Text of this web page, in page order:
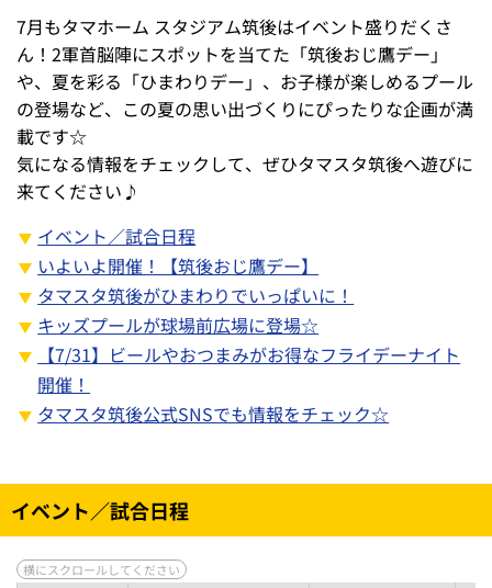
7月もタマホーム スタジアム筑後はイベント盛りだくさ
ん！2軍首脳陣にスポットを当てた「筑後おじ鷹デー」
や、夏を彩る「ひまわりデー」、お子様が楽しめるプール
の登場など、この夏の思い出づくりにぴったりな企画が満
載です☆
気になる情報をチェックして、ぜひタマスタ筑後へ遊びに
来てください♪
イベント／試合日程
いよいよ開催！【筑後おじ鷹デー】
タマスタ筑後がひまわりでいっぱいに！
キッズプールが球場前広場に登場☆
【7/31】ビールやおつまみがお得なフライデーナイト
開催！
タマスタ筑後公式SNSでも情報をチェック☆
イベント／試合日程